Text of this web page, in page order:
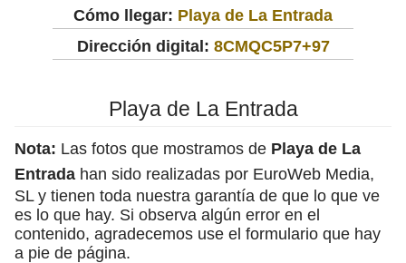
Cómo llegar: Playa de La Entrada
Dirección digital: 8CMQC5P7+97
Playa de La Entrada
Nota: Las fotos que mostramos de Playa de La
Entrada han sido realizadas por EuroWeb Media,
SL y tienen toda nuestra garantía de que lo que ve
es lo que hay. Si observa algún error en el
contenido, agradecemos use el formulario que hay
a pie de página.